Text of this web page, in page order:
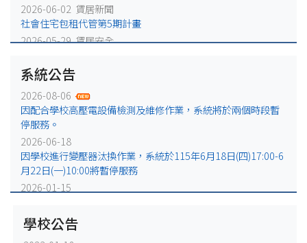
2026-06-02 賃居新聞
社會住宅包租代管第5期計畫
2026-05-29 賃居安全
2026-05-25 賃居安全
賃居退租注意事項
2026-05-18 賃居新聞
校外租屋租金補貼宣導公告
系統公告
2026-08-06
因配合學校高壓電設備檢測及維修作業，系統將於兩個時段暫
停服務。
2026-06-18
因學校進行變壓器汰換作業，系統於115年6月18日(四)17:00-6
月22日(一)10:00將暫停服務
2026-01-15
(五)17:00-1月19日(一)10:00將暫停服務
2025-12-31
學校公告